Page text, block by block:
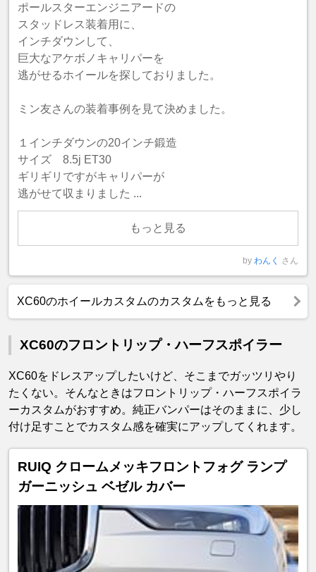
ポールスターエンジニアードの
スタッドレス装着用に、
インチダウンして、
巨大なアケボノキャリパーを
逃がせるホイールを探しておりました。
ミン友さんの装着事例を見て決めました。
１インチダウンの20インチ鍛造
サイズ 8.5j ET30
ギリギリですがキャリパーが
逃がせて収まりました ...
もっと見る
by わんく さん
XC60のホイールカスタムのカスタムをもっと見る
XC60のフロントリップ・ハーフスポイラー
XC60をドレスアップしたいけど、そこまでガッツリやり
たくない。そんなときはフロントリップ・ハーフスポイラ
ーカスタムがおすすめ。純正バンパーはそのままに、少し
付け足すことでカスタム感を確実にアップしてくれます。
RUIQ クロームメッキフロントフォグ ランプ
ガーニッシュ ベゼル カバー